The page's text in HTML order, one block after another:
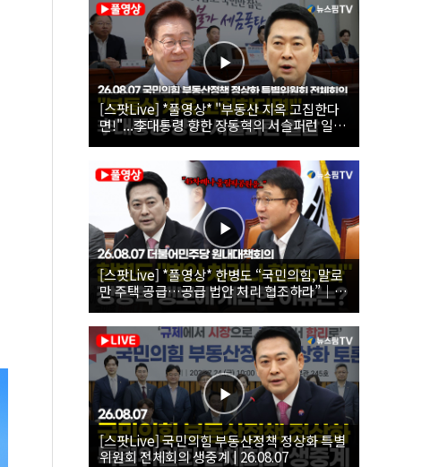
[스팟Live] *풀영상* "부동산 지옥 고집한다
면!"...李대통령 향한 장동혁의 서슬퍼런 일갈
| 26.08.07 국민의힘 부동산정책 정상화 특별
위원회 전체회의
[스팟Live] *풀영상* 한병도 “국민의힘, 말로
만 주택 공급…공급 법안 처리 협조하라”｜
26.08.07 더불어민주당 원내대책회의
[스팟Live] 국민의힘 부동산정책 정상화 특별
위원회 전체회의 생중계 | 26.08.07